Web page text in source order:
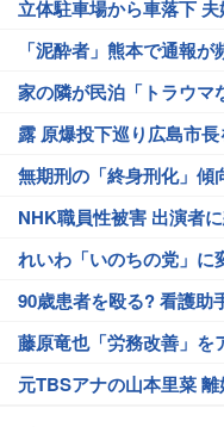
立体駐車場から車落下
「泥酔者」熊本で通報が
家の隣が民泊「トラウマ
露 原爆投下巡り広島市
無期刑の「終身刑化」傾
NHK職員性被害 出演者
れいわ「いのちの党」に
90歳患者を殴る? 看護助
藤原竜也「労務改善」を
元TBSアナの山本里菜